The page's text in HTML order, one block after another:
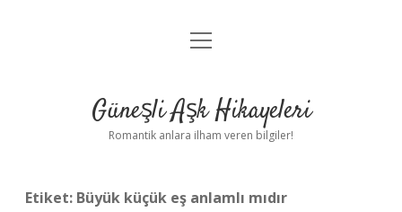
Anasayfa
Yasal Uyarı
menüyü
Güneşli Aşk Hikayeleri
Romantik anlara ilham veren bilgiler!
Etiket: Büyük küçük eş anlamlı mıdır